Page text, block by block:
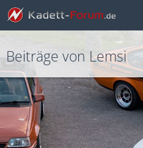
Beiträge von Lemsi